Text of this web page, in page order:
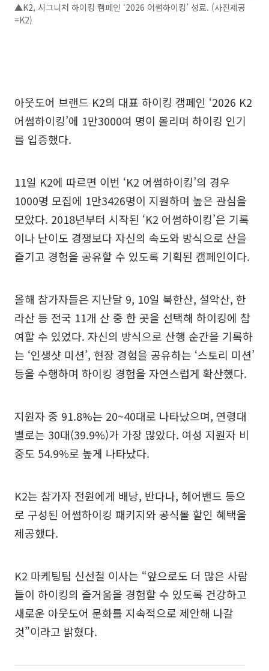
▲K2, 시그니처 하이킹 캠페인 ‘2026 어썸하이킹’ 성료. (사진제공
=K2)
아웃도어 브랜드 K2의 대표 하이킹 캠페인 ‘2026 K2
어썸하이킹’에 1만3000여 명이 몰리며 하이킹 인기
를 입증했다.
11일 K2에 따르면 이번 ‘K2 어썸하이킹’의 경우
1000명 모집에 1만3426명이 지원하며 높은 관심을
모았다. 2018년부터 시작된 ‘K2 어썸하이킹’은 기록
이나 난이도 경쟁보다 자신의 속도와 방식으로 산을
즐기고 경험을 공유할 수 있도록 기획된 캠페인이다.
올해 참가자들은 지난달 9, 10일 북한산, 설악산, 한
라산 등 전국 11개 산 중 한 곳을 선택해 하이킹에 참
여할 수 있었다. 자신의 방식으로 산행 순간을 기록하
는 ‘인생샷 미션’, 현장 경험을 공유하는 ‘스토리 미션’
등을 수행하며 하이킹 경험을 자연스럽게 확산했다.
지원자 중 91.8%는 20~40대로 나타났으며, 연령대
별로는 30대(39.9%)가 가장 많았다. 여성 지원자 비
중도 54.9%로 높게 나타났다.
K2는 참가자 전원에게 배낭, 반다나, 헤어밴드 등으
로 구성된 어썸하이킹 패키지와 공식몰 할인 혜택을
제공했다.
K2 마케팅팀 신선철 이사는 “앞으로도 더 많은 사람
들이 하이킹의 즐거움을 경험할 수 있도록 건강하고
새로운 아웃도어 문화를 지속적으로 제안해 나갈
것”이라고 밝혔다.